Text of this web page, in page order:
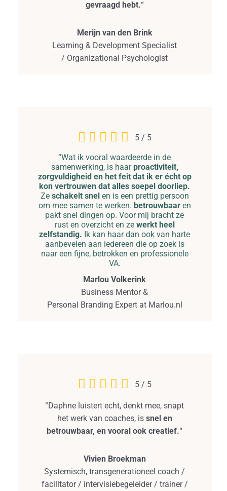
gevraagd hebt.“
Merijn van den Brink
Learning & Development Specialist
/ Organizational Psychologist
5 / 5
“Wat ik vooral waardeerde in de
samenwerking, is haarproactiviteit,
zorgvuldigheid en het feit dat ik er écht op
kon vertrouwen dat alles soepel doorliep.
Ze schakelt snel en is een prettig persoon
om mee samen te werken. betrouwbaaren
pakt snel dingen op. Voor mij bracht ze
rust en overzicht en ze werkt heel
zelfstandig. Ik kan haar dan ook van harte
aanbevelen aan iedereen die op zoek is
naar een fijne, betrokken en professionele
VA.
Marlou Volkerink
Business Mentor &
Personal Branding Expert at Marlou.nl
5 / 5
“Daphne luistert echt, denkt mee, snapt
het werk van coaches, is snel en
betrouwbaar, en vooral ook creatief.“
Vivien Broekman
Systemisch, transgenerationeel coach /
facilitator / intervisiebegeleider / trainer /